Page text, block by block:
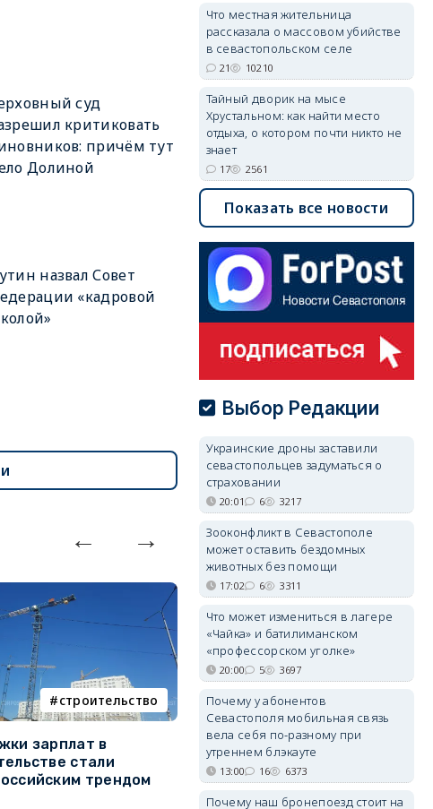
суд
критиковать
причём тут
Долиной
назвал Совет
«кадровой
строительство
зарплат в
стали
трендом
Тайный дворик на мысе
Хрустальном: как найти
место отдыха, о котором
почти никто не знает
Что местная жительница
рассказала о массовом убийстве
в севастопольском селе
21 10210
Тайный дворик на мысе
Хрустальном: как найти место
отдыха, о котором почти никто не
знает
17 2561
Показать все новости
Выбор Редакции
Украинские дроны заставили
севастопольцев задуматься о
страховании
20:01 6 3217
Зооконфликт в Севастополе
может оставить бездомных
животных без помощи
17:02 6 3311
Что может измениться в лагере
«Чайка» и батилиманском
«профессорском уголке»
20:00 5 3697
Почему у абонентов
Севастополя мобильная связь
вела себя по-разному при
утреннем блэкауте
13:00 16 6373
Почему наш бронепоезд стоит на